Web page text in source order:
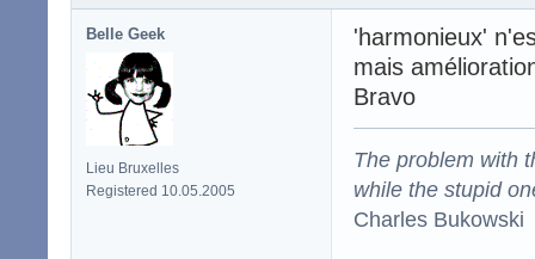
Belle Geek
Lieu Bruxelles
Registered 10.05.2005
'harmonieux'
mais
Bravo
The problem with
while the stupid
Charles Bukowski